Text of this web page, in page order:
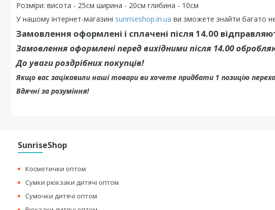
Розміри: висота - 25см ширина - 20см глибина - 10см
У нашому інтернет-магазині sunriseshop.in.ua ви зможете знайти багато
Замовлення оформлені і сплачені після 14.00
Замовлення оформлені перед вихідними після 14.00
До уваги роздрібних покупців!
Якщо вас зацікавили наші товари ви хочете придбати 1 позицію
Вдячні за розуміння!
SunriseShop
Косметички оптом
Сумки рюкзаки дитячі оптом
Сумочки дитячі оптом